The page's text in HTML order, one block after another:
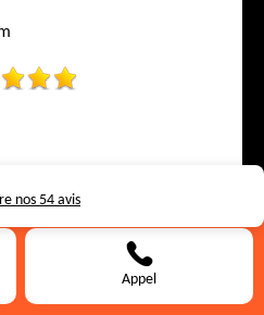
Appel
nos 54 avis